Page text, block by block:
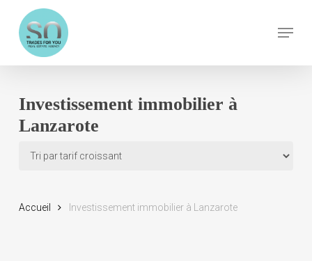
main
Menu
Investissement immobilier à
Lanzarote
Accueil Investissement immobilier à Lanzarote